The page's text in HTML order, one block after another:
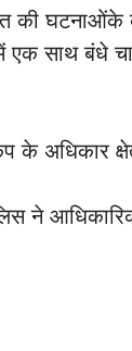
की घटनाओंके
साथ बंधे
के अधिकार
ने